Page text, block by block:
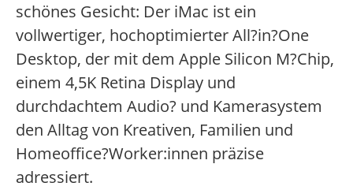
schönes Gesicht: Der iMac ist ein
vollwertiger, hochoptimierter All?in?One
Desktop, der mit dem Apple Silicon M?Chip,
einem 4,5K Retina Display und
durchdachtem Audio? und Kamerasystem
den Alltag von Kreativen, Familien und
Homeoffice?Worker:innen präzise
adressiert.